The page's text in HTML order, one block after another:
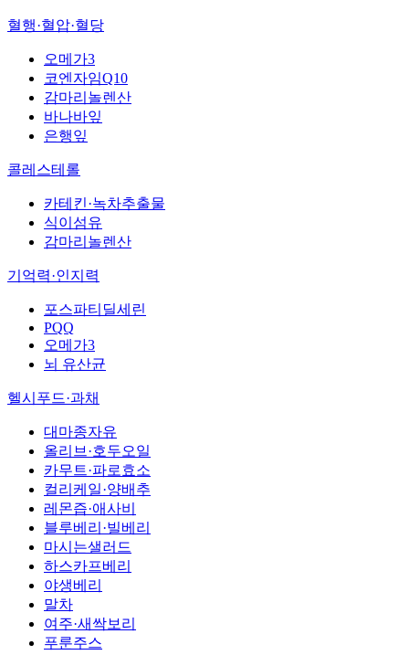
혈행·혈압·혈당
오메가3
코엔자임Q10
감마리놀렌산
바나바잎
은행잎
콜레스테롤
카테킨·녹차추출물
식이섬유
감마리놀렌산
기억력·인지력
포스파티딜세린
PQQ
오메가3
뇌 유산균
헬시푸드·과채
대마종자유
올리브·호두오일
카무트·파로효소
컬리케일·양배추
레몬즙·애사비
블루베리·빌베리
마시는샐러드
하스카프베리
야생베리
말차
여주·새싹보리
푸룬주스